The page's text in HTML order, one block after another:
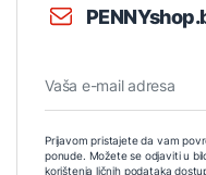
Prijavom pristajete da vam
ponude. Možete se odjaviti u
korištenja ličnih podataka